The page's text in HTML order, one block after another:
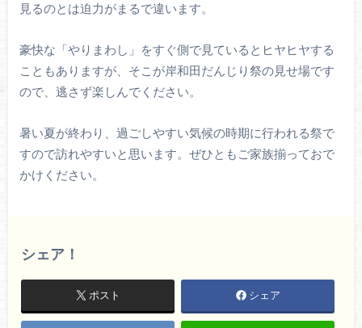
見るのとは迫力がまるで違います。
豪快な「やりまわし」をすぐ側で見ているとヒヤヒヤする
こともありますが、そこが岸和田だんじり祭の見せ場です
ので、逃さず楽しんでください。
暑い夏が終わり、過ごしやすい気候の時期に行われる祭で
すので訪れやすいと思います。ぜひともご家族揃っておで
かけください。
シェア！
ポスト シェア